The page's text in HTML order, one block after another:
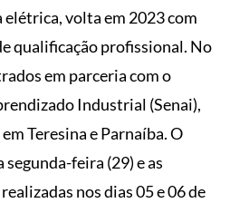
volta em 2023 com
qualificação profissional. No
em parceria com o
Industrial (Senai),
Teresina e Parnaíba. O
feira (29) e as
nos dias 05 e 06 de